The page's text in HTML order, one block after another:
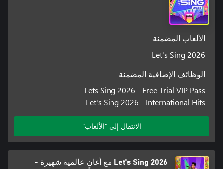
الألعاب المضمنة
Let's Sing 2026
الوظائف الإضافية المضمنة
Lets Sing 2026 - Free Trial VIP Pass
Let's Sing 2026 - International Hits
الانتقال إلى "الألعاب"
Let's Sing 2026 مع أغانٍ عالمية شهيرة -